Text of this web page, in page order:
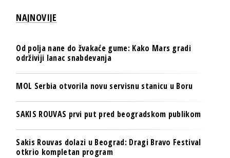
NAJNOVIJE
Od polja nane do žvakaće gume: Kako Mars gradi
održiviji lanac snabdevanja
MOL Serbia otvorila novu servisnu stanicu u Boru
SAKIS ROUVAS prvi put pred beogradskom publikom
Sakis Rouvas dolazi u Beograd: Dragi Bravo Festival
otkrio kompletan program